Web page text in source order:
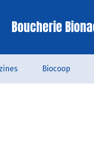
Boucherie
Biocoop